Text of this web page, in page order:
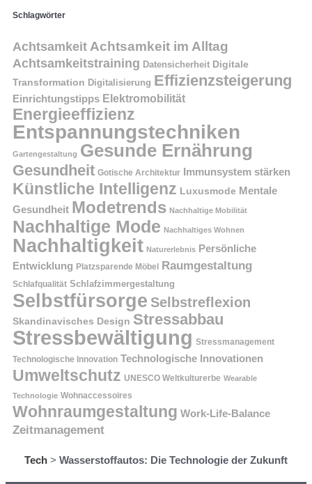
Schlagwörter
Achtsamkeit Achtsamkeit im Alltag
Achtsamkeitstraining Datensicherheit Digitale
Transformation Digitalisierung Effizienzsteigerung
Einrichtungstipps Elektromobilität
Energieeffizienz
Entspannungstechniken
Gartengestaltung Gesunde Ernährung
Gesundheit Gotische Architektur Immunsystem stärken
Künstliche Intelligenz Luxusmode Mentale
Gesundheit Modetrends Nachhaltige Mobilität
Nachhaltige Mode Nachhaltiges Wohnen
Nachhaltigkeit Naturerlebnis Persönliche
Entwicklung Platzsparende Möbel Raumgestaltung
Schlafqualität Schlafzimmergestaltung
Selbstfürsorge Selbstreflexion
Skandinavisches Design Stressabbau
Stressbewältigung Stressmanagement
Technologische Innovation Technologische Innovationen
Umweltschutz UNESCO Weltkulturerbe Wearable
Technologie Wohnaccessoires
Wohnraumgestaltung Work-Life-Balance
Zeitmanagement
Tech > Wasserstoffautos: Die Technologie der Zukunft